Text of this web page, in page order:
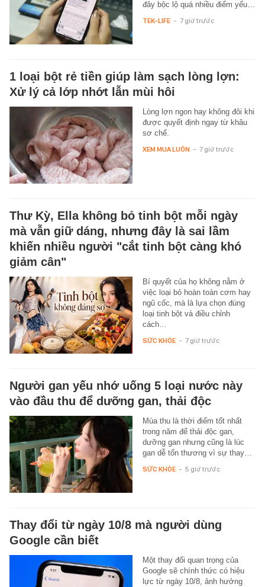
đây bộc lộ quá nhiều điểm yếu…
TEK-LIFE - 7 giờ trước
1 loại bột rẻ tiền giúp làm sạch lòng lợn:
Xử lý cả lớp nhớt lẫn mùi hôi
Lòng lợn ngon hay không đôi khi
được quyết định ngay từ khâu
sơ chế.
XEM MUA LUÔN - 7 giờ trước
Thư Kỳ, Ella không bỏ tinh bột mỗi ngày
mà vẫn giữ dáng, nhưng đây là sai lầm
khiến nhiều người "cắt tinh bột càng khó
giảm cân"
Bí quyết của họ không nằm ở
việc loại bỏ hoàn toàn cơm hay
ngũ cốc, mà là lựa chọn đúng
loại tinh bột và điều chỉnh
cách…
SỨC KHỎE - 7 giờ trước
Người gan yếu nhớ uống 5 loại nước này
vào đầu thu để dưỡng gan, thải độc
Mùa thu là thời điểm tốt nhất
trong năm để thải độc gan,
dưỡng gan nhưng cũng là lúc
gan dễ tổn thương vì sự thay…
SỨC KHỎE - 5 giờ trước
Thay đổi từ ngày 10/8 mà người dùng
Google cần biết
Một thay đổi quan trọng của
Google sẽ chính thức có hiệu
lực từ ngày 10/8, ảnh hưởng